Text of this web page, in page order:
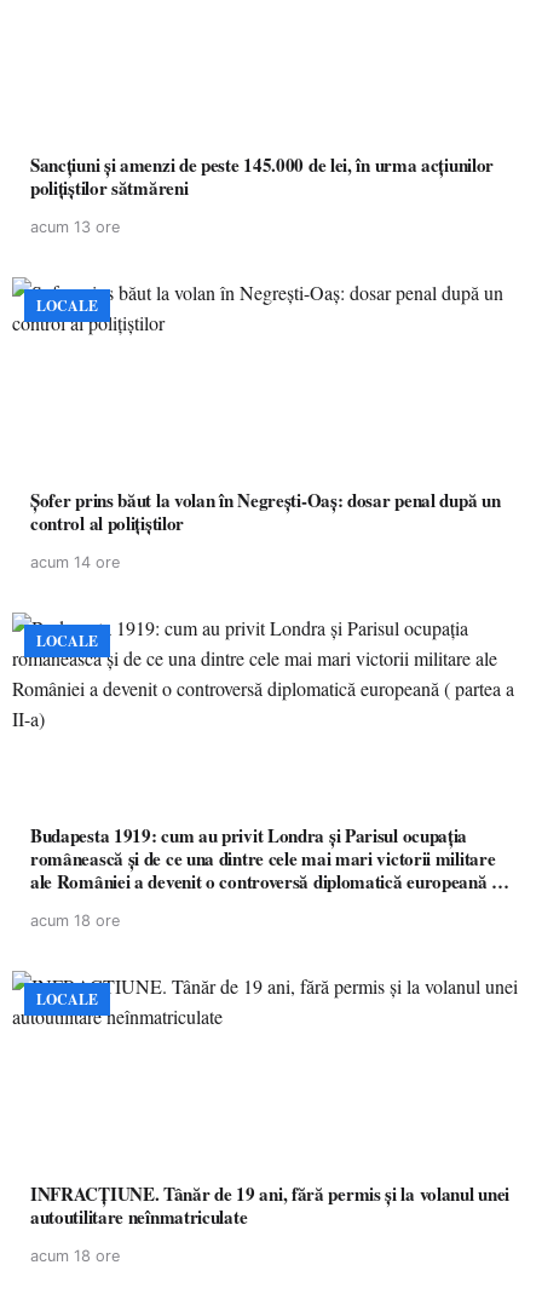
Sancțiuni și amenzi de peste 145.000 de lei, în urma acțiunilor
polițiștilor sătmăreni
acum 13 ore
LOCALE
Șofer prins băut la volan în Negrești-Oaș: dosar penal după un
control al polițiștilor
acum 14 ore
LOCALE
Budapesta 1919: cum au privit Londra și Parisul ocupația
românească și de ce una dintre cele mai mari victorii militare
ale României a devenit o controversă diplomatică europeană (
acum 18 ore
LOCALE
INFRACȚIUNE. Tânăr de 19 ani, fără permis și la volanul unei
autoutilitare neînmatriculate
acum 18 ore